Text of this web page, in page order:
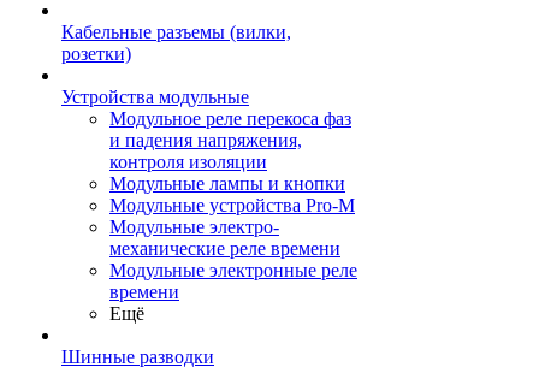
Кабельные разъемы (вилки,
розетки)
Устройства модульные
Модульное реле перекоса фаз
и падения напряжения,
контроля изоляции
Модульные лампы и кнопки
Модульные устройства Pro-M
Модульные электро-
механические реле времени
Модульные электронные реле
времени
Ещё
Шинные разводки